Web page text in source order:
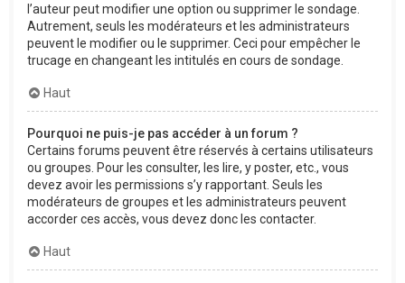
l’auteur peut modifier une option ou supprimer le sondage.
Autrement, seuls les modérateurs et les administrateurs
peuvent le modifier ou le supprimer. Ceci pour empêcher le
trucage en changeant les intitulés en cours de sondage.
Haut
Pourquoi ne puis-je pas accéder à un forum ?
Certains forums peuvent être réservés à certains utilisateurs
ou groupes. Pour les consulter, les lire, y poster, etc., vous
devez avoir les permissions s’y rapportant. Seuls les
modérateurs de groupes et les administrateurs peuvent
accorder ces accès, vous devez donc les contacter.
Haut